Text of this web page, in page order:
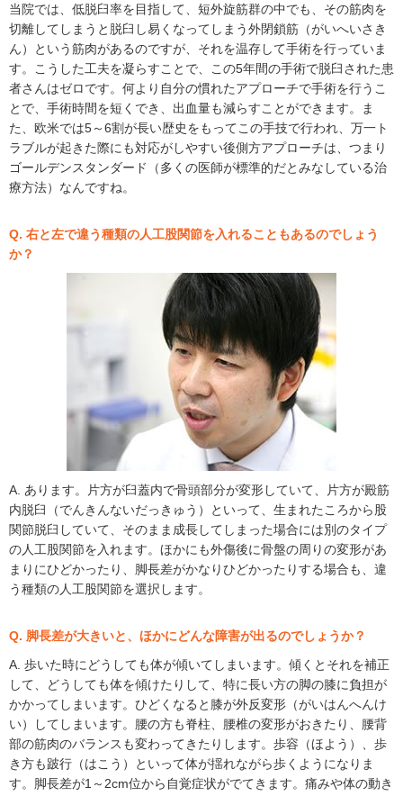
当院では、低脱臼率を目指して、短外旋筋群の中でも、その筋肉を
切離してしまうと脱臼し易くなってしまう外閉鎖筋（がいへいさき
ん）という筋肉があるのですが、それを温存して手術を行っていま
す。こうした工夫を凝らすことで、この5年間の手術で脱臼された患
者さんはゼロです。何より自分の慣れたアプローチで手術を行うこ
とで、手術時間を短くでき、出血量も減らすことができます。ま
た、欧米では5～6割が長い歴史をもってこの手技で行われ、万一ト
ラブルが起きた際にも対応がしやすい後側方アプローチは、つまり
ゴールデンスタンダード（多くの医師が標準的だとみなしている治
療方法）なんですね。
Q. 右と左で違う種類の人工股関節を入れることもあるのでしょう
か？
A. あります。片方が臼蓋内で骨頭部分が変形していて、片方が殿筋
内脱臼（でんきんないだっきゅう）といって、生まれたころから股
関節脱臼していて、そのまま成長してしまった場合には別のタイプ
の人工股関節を入れます。ほかにも外傷後に骨盤の周りの変形があ
まりにひどかったり、脚長差がかなりひどかったりする場合も、違
う種類の人工股関節を選択します。
Q. 脚長差が大きいと、ほかにどんな障害が出るのでしょうか？
A. 歩いた時にどうしても体が傾いてしまいます。傾くとそれを補正
して、どうしても体を傾けたりして、特に長い方の脚の膝に負担が
かかってしまいます。ひどくなると膝が外反変形（がいはんへんけ
い）してしまいます。腰の方も脊柱、腰椎の変形がおきたり、腰背
部の筋肉のバランスも変わってきたりします。歩容（ほよう）、歩
き方も跛行（はこう）といって体が揺れながら歩くようになりま
す。脚長差が1～2cm位から自覚症状がでてきます。痛みや体の動き